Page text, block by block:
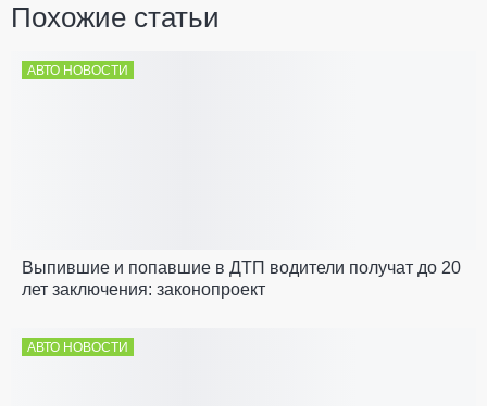
Похожие статьи
АВТО НОВОСТИ
Выпившие и попавшие в ДТП водители получат до 20
лет заключения: законопроект
АВТО НОВОСТИ